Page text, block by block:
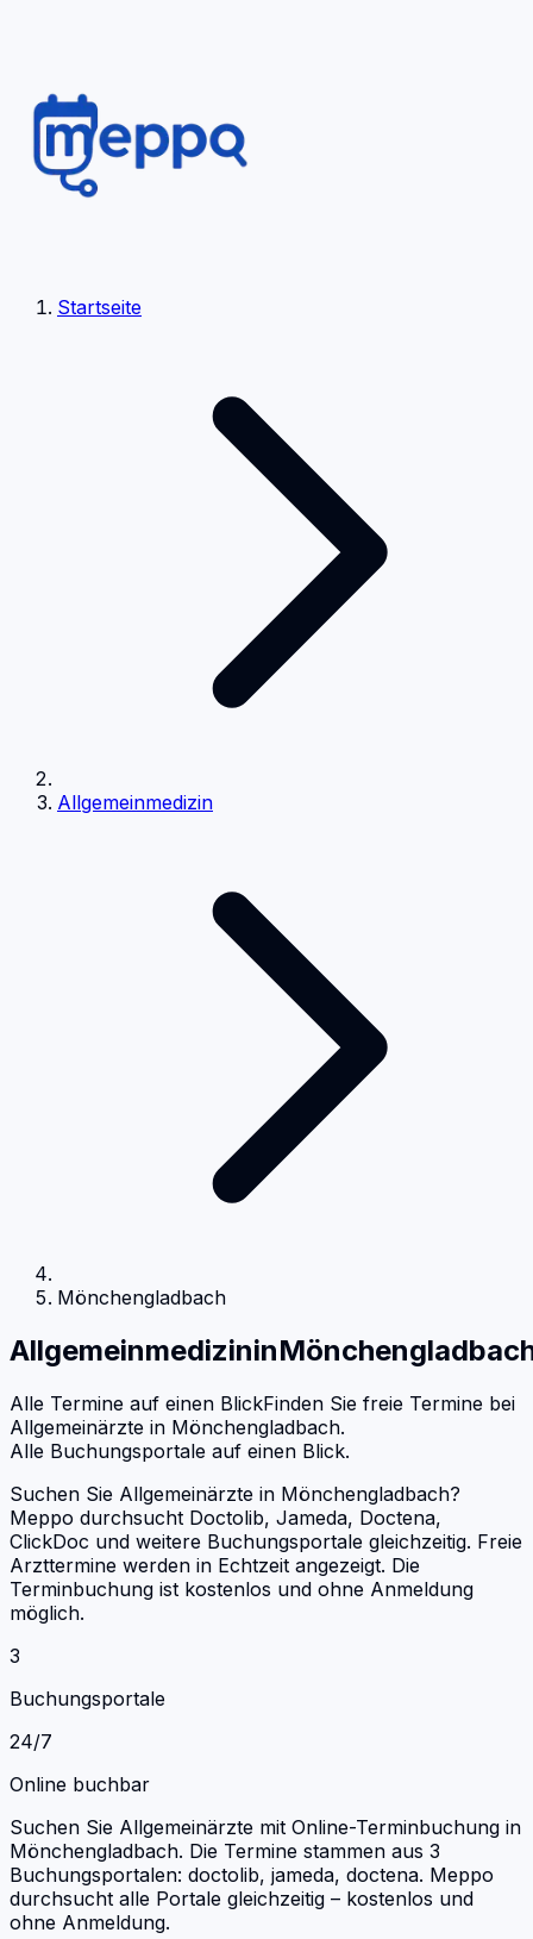
Startseite
Allgemeinmedizin
Mönchengladbach
Allgemeinmedizinin
Alle Termine auf einen BlickFinden Sie freie Termine bei
Allgemeinärzte in Mönchengladbach.
Alle Buchungsportale auf einen Blick.
Suchen Sie Allgemeinärzte in Mönchengladbach?
Meppo durchsucht Doctolib, Jameda, Doctena,
ClickDoc und weitere Buchungsportale gleichzeitig. Freie
Arzttermine werden in Echtzeit angezeigt. Die
Terminbuchung ist kostenlos und ohne Anmeldung
möglich.
3
Buchungsportale
24/7
Online buchbar
Suchen Sie Allgemeinärzte mit Online-Terminbuchung in
Mönchengladbach. Die Termine stammen aus 3
Buchungsportalen: doctolib, jameda, doctena. Meppo
durchsucht alle Portale gleichzeitig – kostenlos und
ohne Anmeldung.